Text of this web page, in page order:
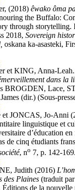
(2018) êwako ôma
the Buffalo:
through storytelling.
2018, Sovereign
oskana ka-asasteki,
et KING, Anna-Leah.
dans la
BROGDEN, Lace,
(dir.) (Sous-
JONCAS, Jo-Anni
linguistique et
d’éducation
de cinq étudiants
, no 7, p. 142-169.
Judith (2016)
des Plaines (traduit
de la nouvelle